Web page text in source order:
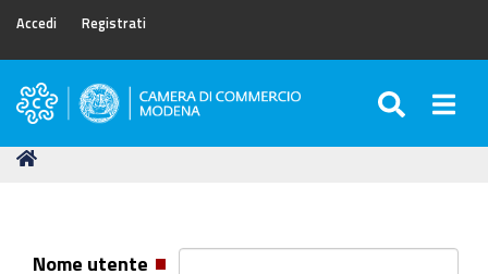
Accedi Registrati
Camera
Commercio
Tu
Nome utente